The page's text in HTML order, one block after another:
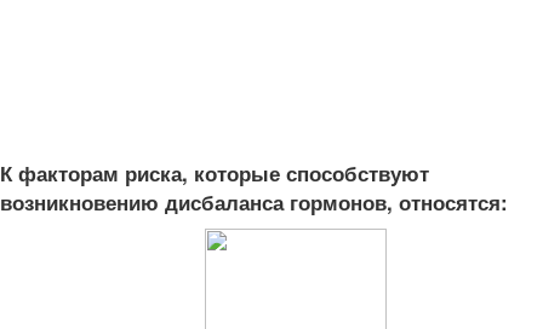
К факторам риска, которые способствуют
возникновению дисбаланса гормонов, относятся: